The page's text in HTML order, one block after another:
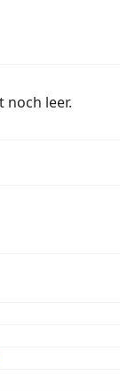
noch leer.